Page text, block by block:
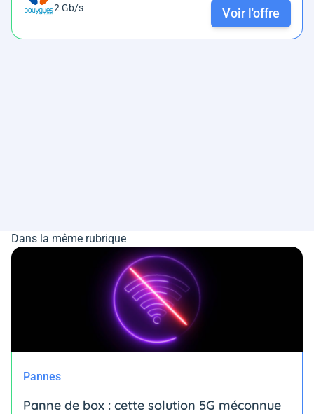
2 Gb/s Voir l'offre
Dans la même rubrique
Pannes
Panne de box : cette solution 5G méconnue